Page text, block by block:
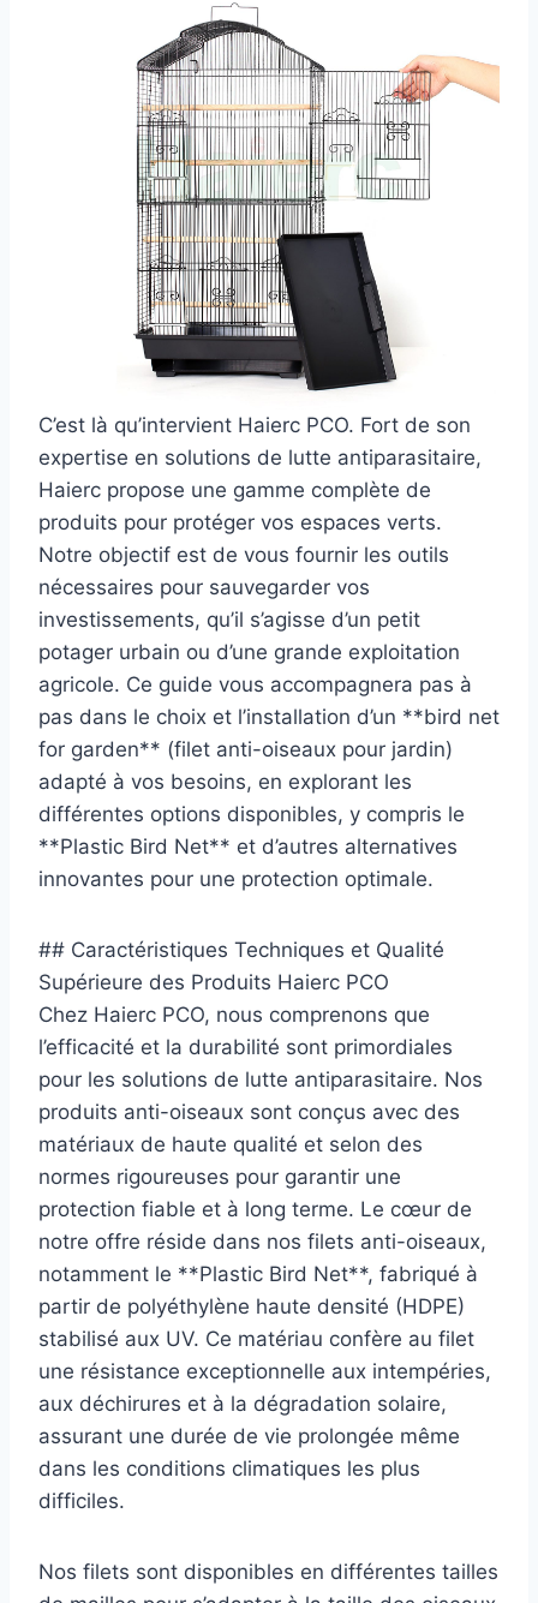
C’est là qu’intervient Haierc PCO. Fort de son
expertise en solutions de lutte antiparasitaire,
Haierc propose une gamme complète de
produits pour protéger vos espaces verts.
Notre objectif est de vous fournir les outils
nécessaires pour sauvegarder vos
investissements, qu’il s’agisse d’un petit
potager urbain ou d’une grande exploitation
agricole. Ce guide vous accompagnera pas à
pas dans le choix et l’installation d’un **bird net
for garden** (filet anti-oiseaux pour jardin)
adapté à vos besoins, en explorant les
différentes options disponibles, y compris le
**Plastic Bird Net** et d’autres alternatives
innovantes pour une protection optimale.
## Caractéristiques Techniques et Qualité
Supérieure des Produits Haierc PCO
Chez Haierc PCO, nous comprenons que
l’efficacité et la durabilité sont primordiales
pour les solutions de lutte antiparasitaire. Nos
produits anti-oiseaux sont conçus avec des
matériaux de haute qualité et selon des
normes rigoureuses pour garantir une
protection fiable et à long terme. Le cœur de
notre offre réside dans nos filets anti-oiseaux,
notamment le **Plastic Bird Net**, fabriqué à
partir de polyéthylène haute densité (HDPE)
stabilisé aux UV. Ce matériau confère au filet
une résistance exceptionnelle aux intempéries,
aux déchirures et à la dégradation solaire,
assurant une durée de vie prolongée même
dans les conditions climatiques les plus
difficiles.
Nos filets sont disponibles en différentes tailles